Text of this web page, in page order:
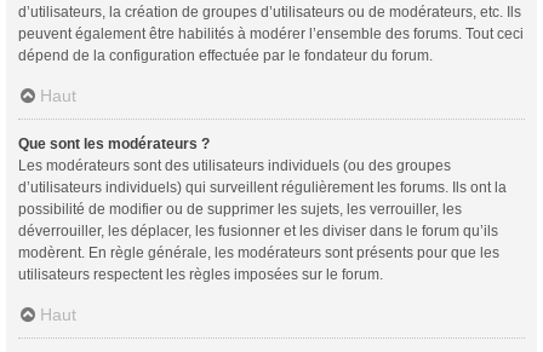
d’utilisateurs, la création de groupes d’utilisateurs ou de modérateurs, etc. Ils
peuvent également être habilités à modérer l’ensemble des forums. Tout ceci
dépend de la configuration effectuée par le fondateur du forum.
Haut
Que sont les modérateurs ?
Les modérateurs sont des utilisateurs individuels (ou des groupes
d’utilisateurs individuels) qui surveillent régulièrement les forums. Ils ont la
possibilité de modifier ou de supprimer les sujets, les verrouiller, les
déverrouiller, les déplacer, les fusionner et les diviser dans le forum qu’ils
modèrent. En règle générale, les modérateurs sont présents pour que les
utilisateurs respectent les règles imposées sur le forum.
Haut